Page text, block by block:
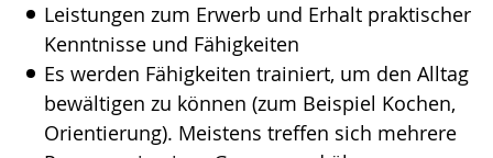
Leistungen zum Erwerb und Erhalt praktischer
Kenntnisse und Fähigkeiten
Es werden Fähigkeiten trainiert, um den Alltag
bewältigen zu können (zum Beispiel Kochen,
Orientierung). Meistens treffen sich mehrere